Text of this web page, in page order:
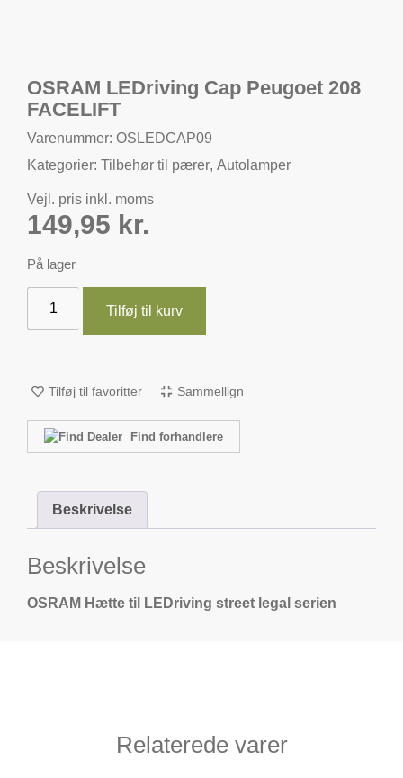
OSRAM LEDriving Cap Peugoet 208
FACELIFT
Varenummer: OSLEDCAP09
Kategorier: Tilbehør til pærer, Autolamper
Vejl. pris inkl. moms
149,95 kr.
På lager
Tilføj til kurv
Tilføj til favoritter Sammellign
Find forhandlere
Beskrivelse
Beskrivelse
OSRAM Hætte til LEDriving street legal serien
Relaterede varer